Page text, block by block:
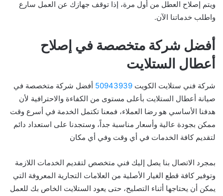
ويتم إصلاح العطل من أول مرة، إذا توقف جهازك عن العمل سارع
واطلب خدماتنا الآن.
​أفضل شركة متخصصة في إصلاح
أعطال الستلايت​
شركة فني ستلايت الكويت 50943939 أفضل شركة متخصصة في
صيانة أعطال الستلايت بأعلى مستوى من الكفاءة والاحترافية لأن
هدفنا الأساسي هو رضا العملاء، فمعنا تكتمل الخدمة في أسرع وقت
ممكن بجودة عالية وأسعار مناسبة جداً، وستجدنا على استعداد دائم
لتقديم كافة الخدمات في أي وقت وفي أي مكان
بمجرد الاتصال بنا يصل إليك فني متخصص لتقديم الخدمات اللازمة
وتوفير كافة قطع الغيار الأصلية من العلامات التجارية المعروفة التي
يمكن أن يحتاجها أثناء التصليح، حتى يعود الستلايت الخاص بك للعمل